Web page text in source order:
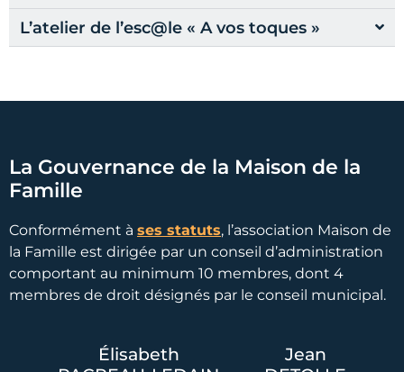
L’atelier de l’esc@le « A vos toques »
La Gouvernance de la Maison de la
Famille
Conformément à ses statuts, l’association Maison de
la Famille est dirigée par un conseil d’administration
comportant au minimum 10 membres, dont 4
membres de droit désignés par le conseil municipal.
Élisabeth
Jean